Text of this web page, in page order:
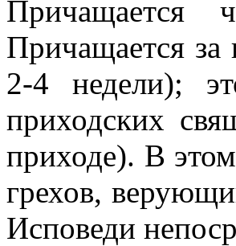
Причащается
Причащается за
2-4 недели);
приходских
приходе). В
грехов,
Исповеди